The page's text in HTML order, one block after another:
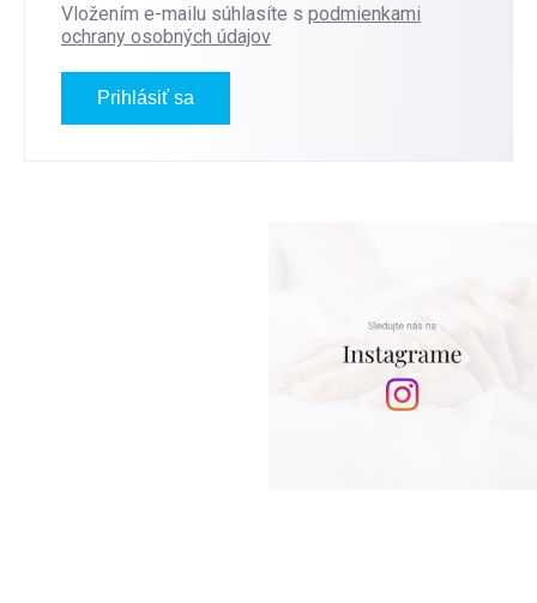
Vložením e-mailu súhlasíte s podmienkami
ochrany osobných údajov
Prihlásiť sa